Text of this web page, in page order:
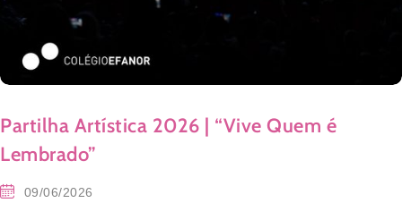
Partilha Artística 2026 | “Vive Quem é
Lembrado”
09/06/2026